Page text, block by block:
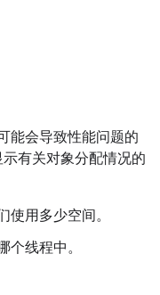
能会导致性能问题的
有关对象分配情况的
用多少空间。
线程中。